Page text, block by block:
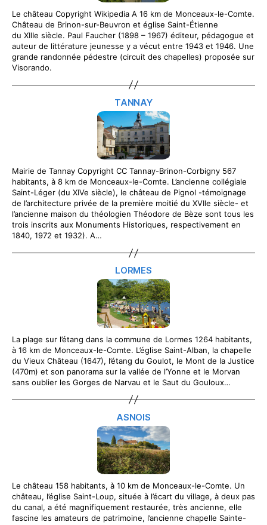
Le château Copyright Wikipedia A 16 km de Monceaux-le-Comte.
Château de Brinon-sur-Beuvron et église Saint-Étienne
du XIIIe siècle. Paul Faucher (1898 – 1967) éditeur, pédagogue et
auteur de littérature jeunesse y a vécut entre 1943 et 1946. Une
grande randonnée pédestre (circuit des chapelles) proposée sur
Visorando.
TANNAY
Mairie de Tannay Copyright CC Tannay-Brinon-Corbigny 567
habitants, à 8 km de Monceaux-le-Comte. L’ancienne collégiale
Saint-Léger (du XIVe siècle), le château de Pignol -témoignage
de l’architecture privée de la première moitié du XVIIe siècle- et
l’ancienne maison du théologien Théodore de Bèze sont tous les
trois inscrits aux Monuments Historiques, respectivement en
1840, 1972 et 1932). A…
LORMES
La plage sur l’étang dans la commune de Lormes 1264 habitants,
à 16 km de Monceaux-le-Comte. L’église Saint-Alban, la chapelle
du Vieux Château (1647), l’étang du Goulot, le Mont de la Justice
(470m) et son panorama sur la vallée de l’Yonne et le Morvan
sans oublier les Gorges de Narvau et le Saut du Gouloux…
ASNOIS
Le château 158 habitants, à 10 km de Monceaux-le-Comte. Un
château, l’église Saint-Loup, située à l’écart du village, à deux pas
du canal, a été magnifiquement restaurée, très ancienne, elle
fascine les amateurs de patrimoine, l’ancienne chapelle Sainte-